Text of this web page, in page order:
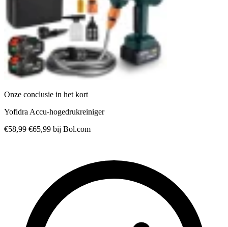
Onze conclusie in het kort
Yofidra Accu-hogedrukreiniger
€58,99 €65,99 bij Bol.com